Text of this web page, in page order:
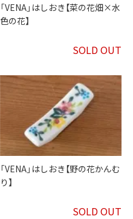
「VENA」はしおき【菜の花畑×水
色の花】
SOLD OUT
「VENA」はしおき【野の花かんむ
り】
SOLD OUT